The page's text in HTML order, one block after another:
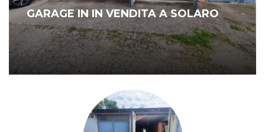
GARAGE IN IN VENDITA A SOLARO